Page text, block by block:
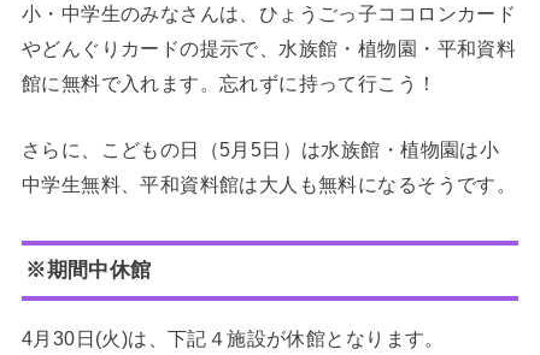
小・中学生のみなさんは、ひょうごっ子ココロンカード
やどんぐりカードの提示で、水族館・植物園・平和資料
館に無料で入れます。忘れずに持って行こう！
さらに、こどもの日（5月5日）は水族館・植物園は小
中学生無料、平和資料館は大人も無料になるそうです。
※期間中休館
4月30日(火)は、下記４施設が休館となります。